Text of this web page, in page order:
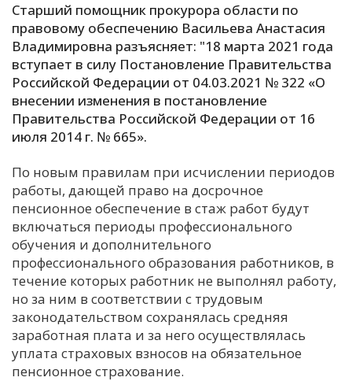
А
Б
В
Е
И
К
П
С
Т
У
Старший помощник прокурора области по
правовому обеспечению Васильева Анастасия
Владимировна разъясняет: "18 марта 2021 года
вступает в силу Постановление Правительства
Российской Федерации от 04.03.2021 № 322 «О
внесении изменения в постановление
Правительства Российской Федерации от 16
июля 2014 г. № 665».
По новым правилам при исчислении периодов
работы, дающей право на досрочное
пенсионное обеспечение в стаж работ будут
включаться периоды профессионального
обучения и дополнительного
профессионального образования работников, в
течение которых работник не выполнял работу,
но за ним в соответствии с трудовым
законодательством сохранялась средняя
заработная плата и за него осуществлялась
уплата страховых взносов на обязательное
пенсионное страхование.